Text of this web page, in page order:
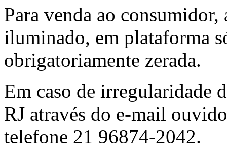
Para venda ao
iluminado, em plataforma
obrigatoriamente zerada.
Em caso de irregularidade
RJ através do e-mail
telefone 21 96874-2042.